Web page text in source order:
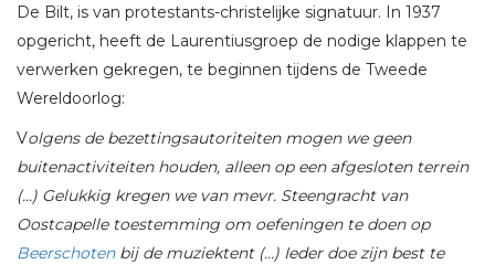
De Bilt, is van protestants-christelijke signatuur. In 1937
opgericht, heeft de Laurentiusgroep de nodige klappen te
verwerken gekregen, te beginnen tijdens de Tweede
Wereldoorlog:
Volgens de bezettingsautoriteiten mogen we geen
buitenactiviteiten houden, alleen op een afgesloten terrein
(…) Gelukkig kregen we van mevr. Steengracht van
Oostcapelle toestemming om oefeningen te doen op
Beerschotenbij de muziektent (…) Ieder doe zijn best te